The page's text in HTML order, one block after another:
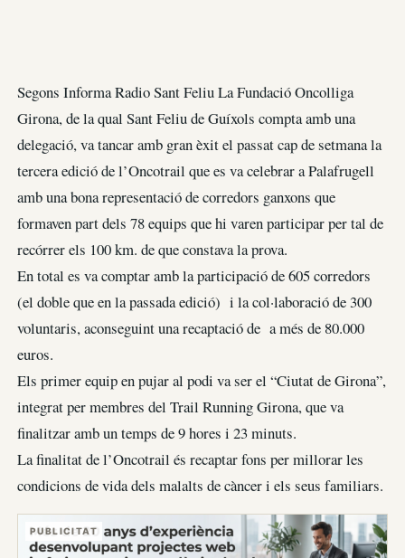
Segons Informa Radio Sant Feliu La Fundació Oncolliga
Girona, de la qual Sant Feliu de Guíxols compta amb una
delegació, va tancar amb gran èxit el passat cap de setmana la
tercera edició de l’Oncotrail que es va celebrar a Palafrugell
amb una bona representació de corredors ganxons que
formaven part dels 78 equips que hi varen participar per tal de
recórrer els 100 km. de que constava la prova.
En total es va comptar amb la participació de 605 corredors
(el doble que en la passada edició) i la col·laboració de 300
voluntaris, aconseguint una recaptació de a més de 80.000
euros.
Els primer equip en pujar al podi va ser el “Ciutat de Girona”,
integrat per membres del Trail Running Girona, que va
finalitzar amb un temps de 9 hores i 23 minuts.
La finalitat de l’Oncotrail és recaptar fons per millorar les
condicions de vida dels malalts de càncer i els seus familiars.
PUBLICITAT